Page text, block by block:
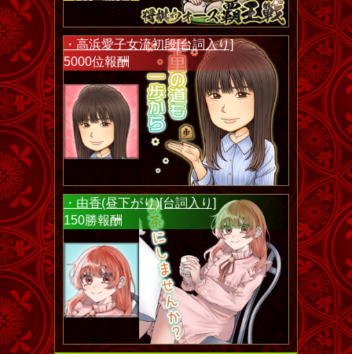
・高浜愛子女流初段[台詞入り]
5000位報酬
・由香(昼下がり)[台詞入り]
150勝報酬